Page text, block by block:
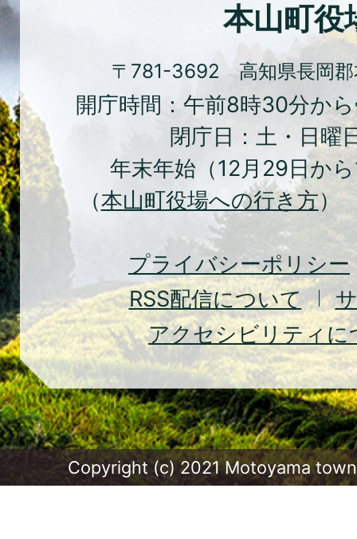
化
の
ま
ち
本
山
町
Town
本山町役
〒781-3692 高知県長岡郡
開庁時間：午前8時30分か
閉庁日：土・日曜
年末年始（12月29日か
（本山町役場への行き方）
プライバシーポリシー
RSS配信について
アクセシビリティに
Copyright (c) 2021 Motoyama